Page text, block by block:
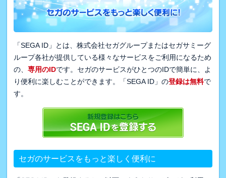
「SEGA ID」とは、株式会社セガグループまたはセガサミーグ
ループ各社が提供している様々なサービスをご利用になるため
の、専用のIDです。セガのサービスがひとつのIDで簡単に、よ
り便利に楽しむことができます。「SEGA ID」の登録は無料で
す。
セガのサービスをもっと楽しく便利に